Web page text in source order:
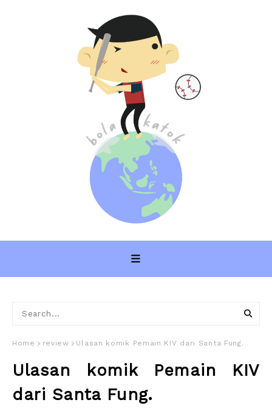
Home review Ulasan komik Pemain KIV dari Santa Fung.
Ulasan komik Pemain KIV
dari Santa Fung.